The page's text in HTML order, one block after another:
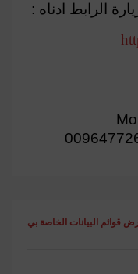
الرابط ادناه :
قوائم البيانات الخاصة بي